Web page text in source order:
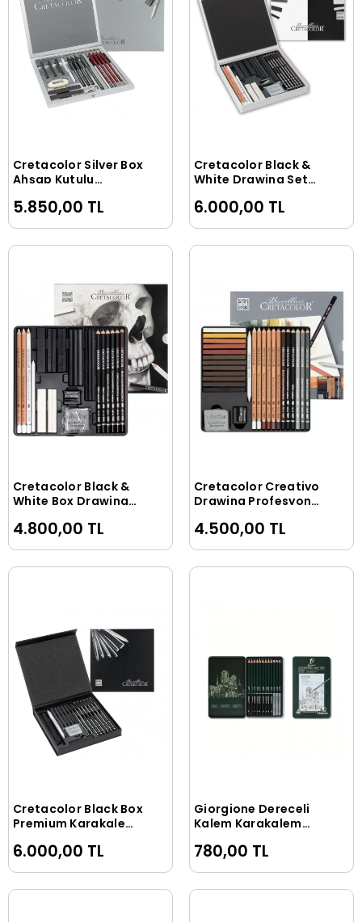
Sepete Ekle
Cretacolor Silver Box
Ahşap Kutulu
Karakalem Eskiz
5.850,00 TL
Sepete Ekle
Cretacolor Black &
White Drawing Set
Eskiz Çizim Seti
6.000,00 TL
Sepete Ekle
Cretacolor Black &
White Box Drawing
Karakalem Eskiz
Çizim Seti 25 Parça
4.800,00 TL
Sepete Ekle
Cretacolor Creativo
Drawing Profesyonel
Çizim Seti 27 Parça
Metal Kutu
4.500,00 TL
Sepete Ekle
Cretacolor Black Box
Premium Karakalem
Hediyelik Kutu 20
6.000,00 TL
Sepete Ekle
Giorgione Dereceli
Kalem Karakalem
2H)
780,00 TL